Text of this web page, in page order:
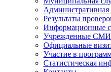
Административная
Результаты
Информационные
Учрежденные СМИ
Официальные
Участие в
Статистическая